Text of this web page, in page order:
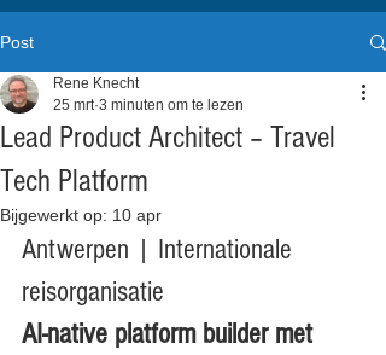
Post
Lead Product Architect – Travel
Tech Platform
Rene Knecht
25 mrt 3 minuten om te lezen
Bijgewerkt op: 10 apr
Antwerpen | Internationale
reisorganisatie
AI-native platform builder met